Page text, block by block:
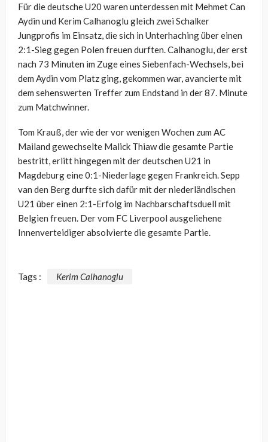
Für die deutsche U20 waren unterdessen mit Mehmet Can
Aydin und Kerim Calhanoglu gleich zwei Schalker
Jungprofis im Einsatz, die sich in Unterhaching über einen
2:1-Sieg gegen Polen freuen durften. Calhanoglu, der erst
nach 73 Minuten im Zuge eines Siebenfach-Wechsels, bei
dem Aydin vom Platz ging, gekommen war, avancierte mit
dem sehenswerten Treffer zum Endstand in der 87. Minute
zum Matchwinner.
Tom Krauß, der wie der vor wenigen Wochen zum AC
Mailand gewechselte Malick Thiaw die gesamte Partie
bestritt, erlitt hingegen mit der deutschen U21 in
Magdeburg eine 0:1-Niederlage gegen Frankreich. Sepp
van den Berg durfte sich dafür mit der niederländischen
U21 über einen 2:1-Erfolg im Nachbarschaftsduell mit
Belgien freuen. Der vom FC Liverpool ausgeliehene
Innenverteidiger absolvierte die gesamte Partie.
Tags : Kerim Calhanoglu